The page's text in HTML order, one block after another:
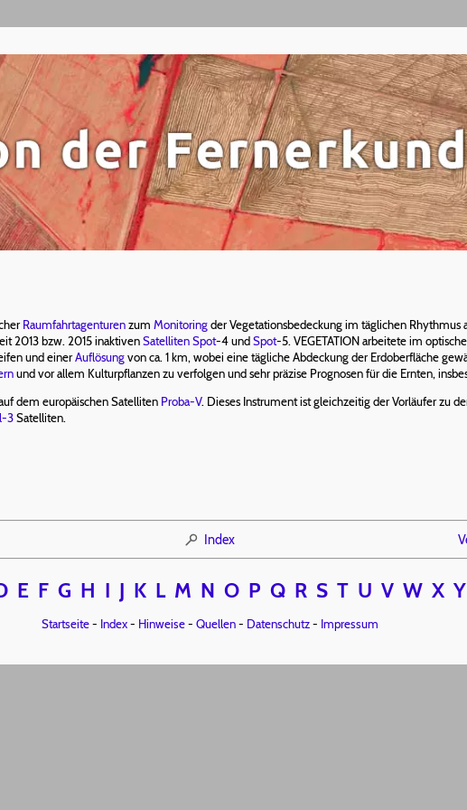
Raumfahrtagenturenzum Monitoringder Vegetationsbedeckung im täglichen Rhythmus
2013 bzw. 2015 inaktivenSatellitenSpot-4 undSpot-5. VEGETATION arbeitete im
und einerAuflösungvon ca. 1 km, wobei eine tägliche Abdeckung der Erdoberfläche
und vor allem Kulturpflanzen zu verfolgen und sehr präzise Prognosen für die Ernten,
dem europäischen Satelliten Proba-V. Dieses Instrument ist gleichzeitig der Vorläufer zu
3Satelliten.
Index
E F G H I J K L M N O P Q R S T U V W X Y
Startseite- Index- Hinweise- Quellen- Datenschutz- Impressum